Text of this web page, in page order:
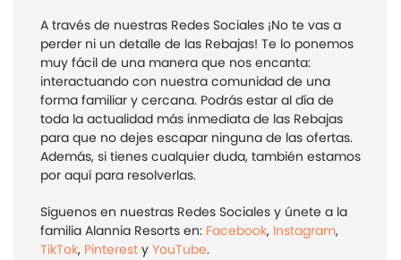
A través de nuestras Redes Sociales ¡No te vas a
perder ni un detalle de las Rebajas! Te lo ponemos
muy fácil de una manera que nos encanta:
interactuando con nuestra comunidad de una
forma familiar y cercana. Podrás estar al día de
toda la actualidad más inmediata de las Rebajas
para que no dejes escapar ninguna de las ofertas.
Además, si tienes cualquier duda, también estamos
por aquí para resolverlas.
Síguenos en nuestras Redes Sociales y únete a la
familia Alannia Resorts en: Facebook, Instagram,
TikTok, Pinterest y YouTube.